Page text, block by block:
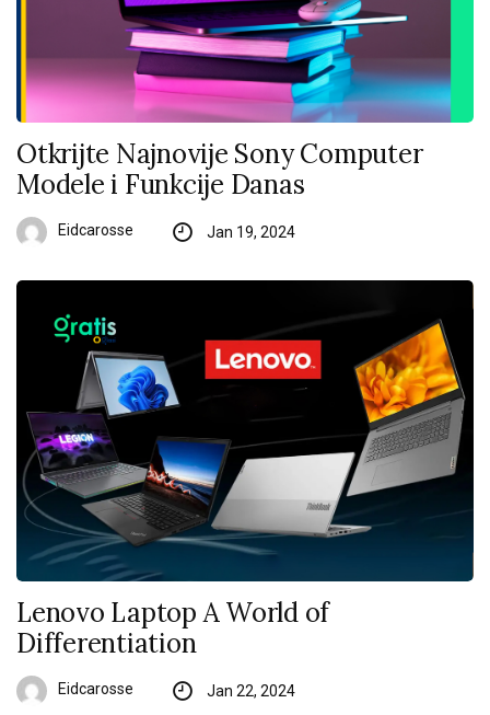
Otkrijte Najnovije Sony Computer
Modele i Funkcije Danas
Eidcarosse Jan 19, 2024
Lenovo Laptop A World of
Differentiation
Eidcarosse Jan 22, 2024